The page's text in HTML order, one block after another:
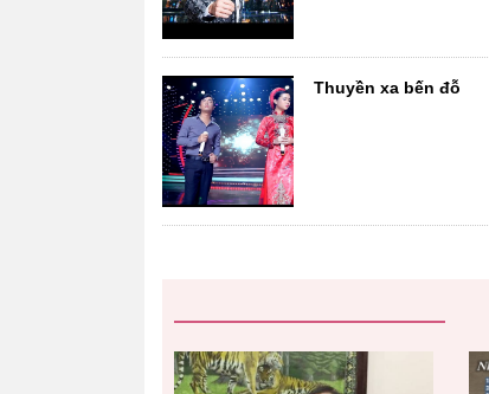
Thuyền xa bến đỗ